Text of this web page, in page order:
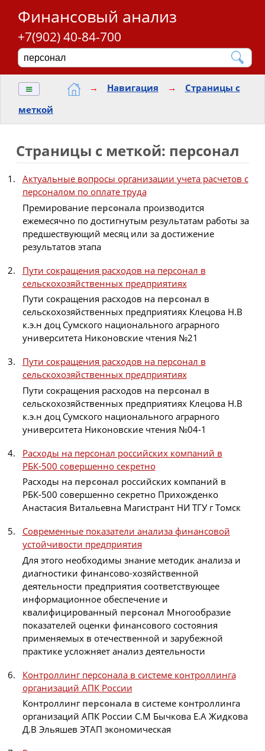
Финансовый анализ
+7(902) 40-84-700
≡ → Навигация →
Страницы с
меткой
Страницы с меткой: персонал
Актуальные вопросы организации учета расчетов с
персоналом по оплате труда
Премирование персонала производится
ежемесячно по достигнутым результатам работы за
предшествующий месяц или за достижение
результатов этапа
Пути сокращения расходов на персонал в
сельскохозяйственных предприятиях
Пути сокращения расходов на персонал в
сельскохозяйственных предприятиях Клецова Н.В
к.э.н доц Сумского национального аграрного
университета Никоновские чтения №21
Пути сокращения расходов на персонал в
сельскохозяйственных предприятиях
Пути сокращения расходов на персонал в
сельскохозяйственных предприятиях Клецова Н.В
к.э.н доц Сумского национального аграрного
университета Никоновские чтения №04-1
Расходы на персонал российских компаний в
РБК-500 совершенно секретно
Расходы на персонал российских компаний в
РБК-500 совершенно секретно Прихожденко
Анастасия Витальевна Магистрант НИ ТГУ г Томск
Современные показатели анализа финансовой
устойчивости предприятия
Для этого необходимы знание методик анализа и
диагностики финансово-хозяйственной
деятельности предприятия соответствующее
информационное обеспечение и
квалифицированный персонал Многообразие
показателей оценки финансового состояния
применяемых в отечественной и зарубежной
практике усложняет анализ деятельности
Контроллинг персонала в системе контроллинга
организаций АПК России
Контроллинг персонала в системе контроллинга
организаций АПК России С.М Бычкова Е.А Жидкова
Д.В Эльяшев ЭТАП экономическая